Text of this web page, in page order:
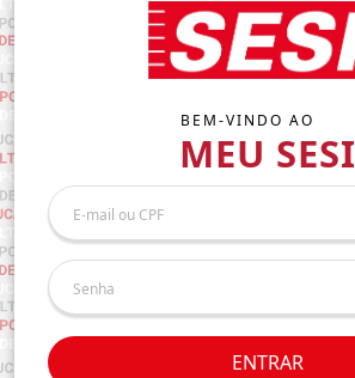
BEM-VINDO AO
MEU SESI
ENTRAR